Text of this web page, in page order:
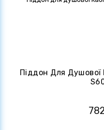
Піддон Для Душової